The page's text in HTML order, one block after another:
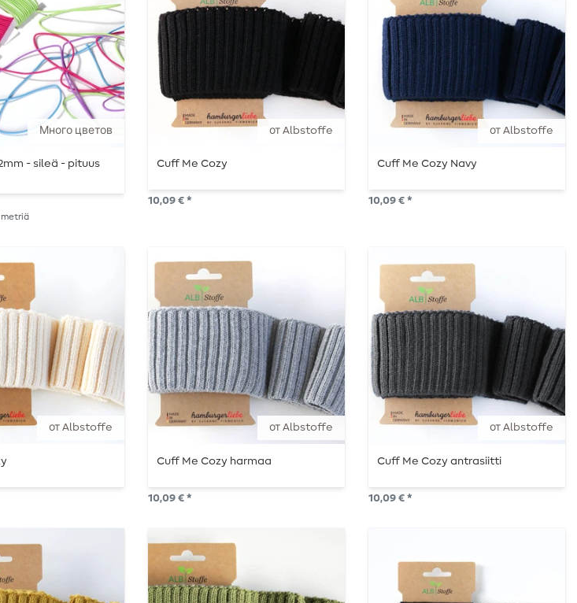
Много цветов
- sileä - pituus
metriä
от Albstoffe
Cuff Me Cozy
10,09 € *
от Albstoffe
Cuff Me Cozy Navy
10,09 € *
от Albstoffe от Albstoffe
Cuff Me Cozy harmaa
10,09 € *
от Albstoffe
Cuff Me Cozy antrasiitti
10,09 € *